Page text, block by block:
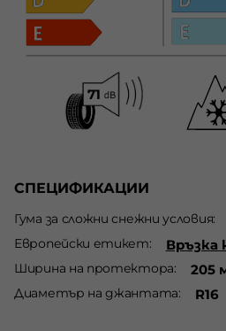
СПЕЦИФИКАЦИИ
Гума за сложни снежни условия
Европейски етикет Връзка
Ширина на протектора 205
Диаметър на джантата R16